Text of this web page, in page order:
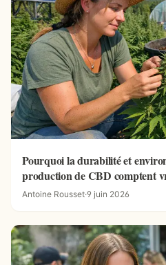
Pourquoi la durabilité et
production de CBD comptent
Antoine Rousset·9 juin 2026